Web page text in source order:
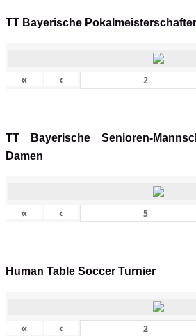
TT Bayerische
« ‹
TT Bayerische Senioren-
Damen
« ‹
Human Table Soccer Turnier
« ‹